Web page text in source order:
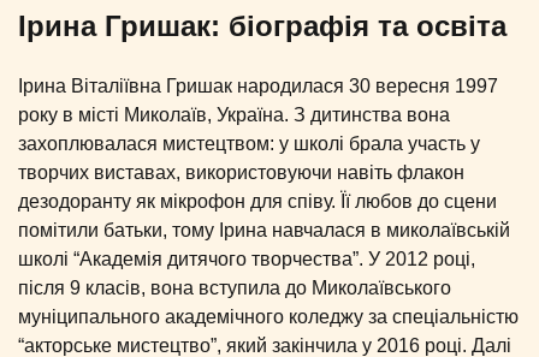
Ірина Гришак: біографія та освіта
Ірина Віталіївна Гришак народилася 30 вересня 1997
року в місті Миколаїв, Україна. З дитинства вона
захоплювалася мистецтвом: у школі брала участь у
творчих виставах, використовуючи навіть флакон
дезодоранту як мікрофон для співу. Її любов до сцени
помітили батьки, тому Ірина навчалася в миколаївській
школі “Академія дитячого творчества”. У 2012 році,
після 9 класів, вона вступила до Миколаївського
муніципального академічного коледжу за спеціальністю
“акторське мистецтво”, який закінчила у 2016 році. Далі